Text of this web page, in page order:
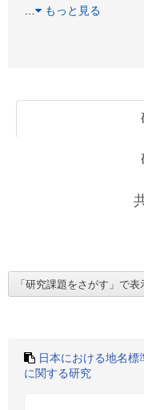
もっと見る
日本における地名
に関する研究